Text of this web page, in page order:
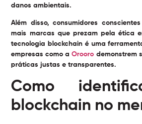
danos ambientais.
Além disso, consumidores
mais marcas que prezam pela ética
tecnologia blockchain é uma
empresas como aOrooro demonstrem
práticas justas e transparentes.
Como
blockchain no